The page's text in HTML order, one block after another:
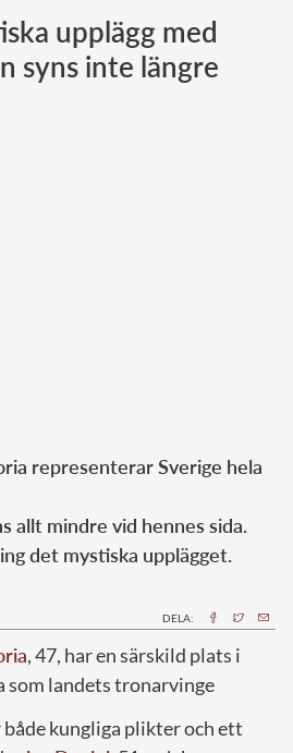
kungahuset
kungahuset
upplägg med
syns inte längre
representerar Sverige hela
allt mindre vid hennes sida.
det mystiska upplägget.
DELA:
, 47, har en särskild plats i
som landets tronarvinge
kungliga plikter och ett